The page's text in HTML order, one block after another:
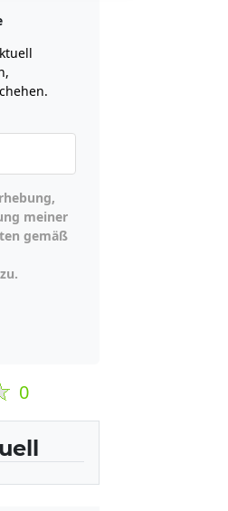
meiner
gemäß
zu.
0